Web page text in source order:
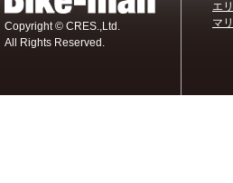
Copyright © CRES.,Ltd.
All Rights Reserved.
エ
マ